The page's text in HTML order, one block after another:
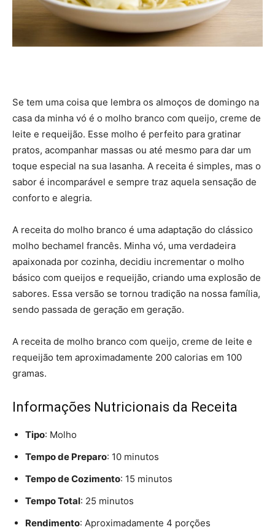
Se tem uma coisa que lembra os almoços de domingo na
casa da minha vó é o molho branco com queijo, creme de
leite e requeijão. Esse molho é perfeito para gratinar
pratos, acompanhar massas ou até mesmo para dar um
toque especial na sua lasanha. A receita é simples, mas o
sabor é incomparável e sempre traz aquela sensação de
conforto e alegria.
A receita do molho branco é uma adaptação do clássico
molho bechamel francês. Minha vó, uma verdadeira
apaixonada por cozinha, decidiu incrementar o molho
básico com queijos e requeijão, criando uma explosão de
sabores. Essa versão se tornou tradição na nossa família,
sendo passada de geração em geração.
A receita de molho branco com queijo, creme de leite e
requeijão tem aproximadamente 200 calorias em 100
gramas.
Informações Nutricionais da Receita
Tipo: Molho
Tempo de Preparo: 10 minutos
Tempo de Cozimento: 15 minutos
Tempo Total: 25 minutos
Rendimento: Aproximadamente 4 porções